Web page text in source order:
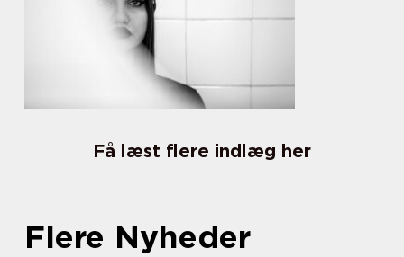
Få læst flere indlæg her
Flere Nyheder